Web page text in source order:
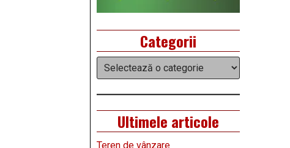
Categorii
Categorii
Ultimele articole
Teren de vânzare